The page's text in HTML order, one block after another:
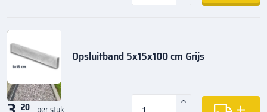
Opsluitband 5x15x100 cm Grijs
20